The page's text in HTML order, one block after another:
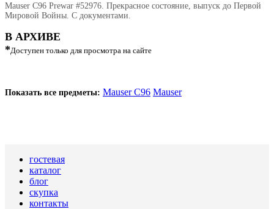
Mauser C96 Prewar #52976. Прекрасное состояние, выпуск до Первой
Мировой Войны. С документами.
В АРХИВЕ
*Доступен только для просмотра на сайте
Показать все предметы: Mauser C96 Mauser
гостевая
каталог
блог
скупка
контакты